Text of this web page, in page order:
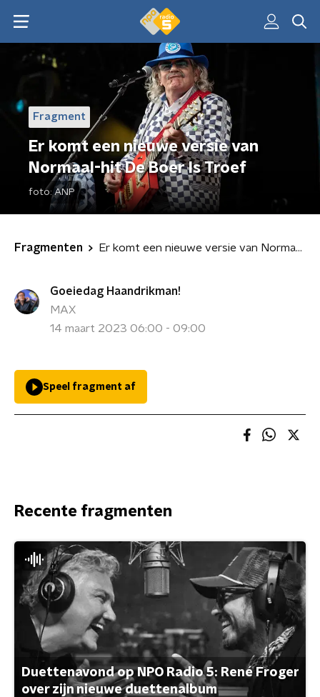
Fragment
Er komt een nieuwe versie van
Normaal-hit De Boer Is Troef
foto:ANP
Fragmenten Er komt een nieuwe versie van Normaal-hit De Boer Is Troef
Goeiedag Haandrikman!
MAX
14 maart 2023 06:00 - 09:00
Speel fragment af
Recente fragmenten
Duettenavond op NPO Radio 5: René Froger
over zijn nieuwe duettenalbum